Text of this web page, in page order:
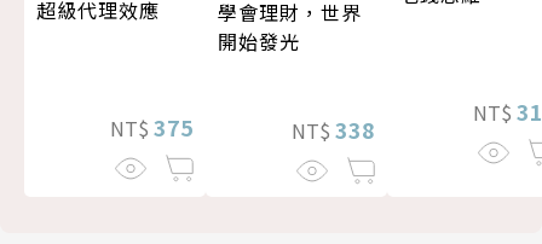
超級代理效應
NT$ 375
學會理財，世界
開始發光
NT$ 338
NT$